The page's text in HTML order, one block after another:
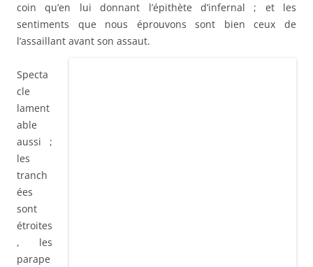
coin qu’en lui donnant l’épithète d’infernal ; et les
sentiments que nous éprouvons sont bien ceux de
l’assaillant avant son assaut.
Specta
cle lamentable aussi ; les tranchées sont étroites, les
parapets, faits de sacs à terre, sont déchiquetés, le sol est
jonché de sacs abandonnés, d’équipements, de
baïonnettes, et de loin en loin, un cadavre barre le chemin
; chacun a marché dessus et le pauvre hère n’est souvent
qu’un paquet de boue ; quant aux
d’effets verts grisâtres, ce qui signifie qu’ils sont faits de
cinq ou six cadavres superposés. Nous sommes là-dedans,
attendant.
Voici le colonel Desplats, suivi du capitaine de Lannurien. Il